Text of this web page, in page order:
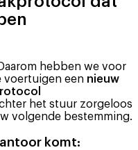
hebben we voor
voertuigen een nieuw
het stuur zorgeloos
volgende bestemming.
komt: